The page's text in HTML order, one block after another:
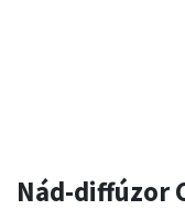
Nád-diffúzor